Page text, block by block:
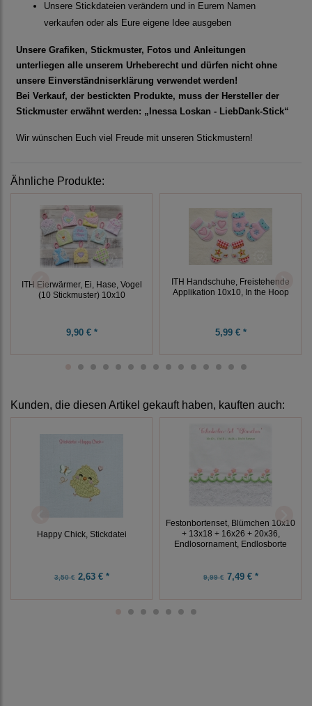
Unsere Stickdateien verändern und in Eurem Namen
verkaufen oder als Eure eigene Idee ausgeben
Unsere Grafiken, Stickmuster, Fotos und Anleitungen
unterliegen alle unserem Urheberecht und dürfen nicht ohne
unsere Einverständniserklärung verwendet werden!
Bei Verkauf, der bestickten Produkte, muss der Hersteller der
Stickmuster erwähnt werden: „Inessa Loskan - LiebDank-Stick“
Wir wünschen Euch viel Freude mit unseren Stickmustern!
Ähnliche Produkte:
ITH Eierwärmer, Ei, Hase, Vogel
(10 Stickmuster) 10x10
9,90 € *
ITH Handschuhe, Freistehende
Applikation 10x10, In the Hoop
5,99 € *
Kunden, die diesen Artikel gekauft haben, kauften auch:
Happy Chick, Stickdatei
3,50 €2,63 € *
Festonbortenset, Blümchen 10x10
+ 13x18 + 16x26 + 20x36,
Endlosornament, Endlosborte
9,99 €7,49 € *